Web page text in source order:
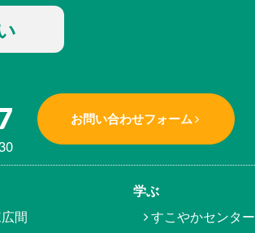
お問い合わせフォーム
間
学ぶ
すこやかセンター